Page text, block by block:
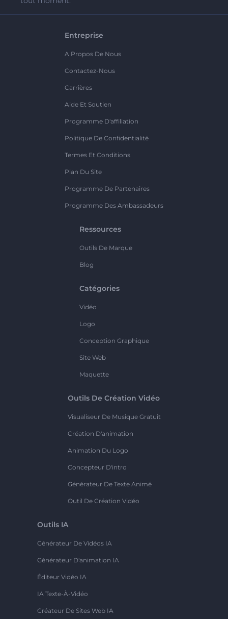
Entreprise
A Propos De Nous
Contactez-Nous
Carrières
Aide Et Soutien
Programme D'affiliation
Politique De Confidentialité
Termes Et Conditions
Plan Du Site
Programme De Partenaires
Programme Des Ambassadeurs
Ressources
Outils De Marque
Blog
Catégories
Vidéo
Logo
Conception Graphique
Site Web
Maquette
Outils De Création Vidéo
Visualiseur De Musique Gratuit
Création D'animation
Animation Du Logo
Concepteur D'intro
Générateur De Texte Animé
Outil De Création Vidéo
Outils IA
Générateur De Vidéos IA
Générateur D'animation IA
Éditeur Vidéo IA
IA Texte-À-Vidéo
Créateur De Sites Web IA